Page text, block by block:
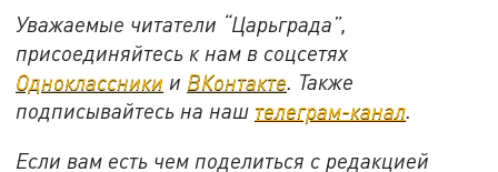
Уважаемые читатели “Царьграда”,
присоединяйтесь к нам в соцсетях
Одноклассники и ВКонтакте . Также
подписывайтесь на наш телеграм-канал
Если вам есть чем поделиться с редакцией